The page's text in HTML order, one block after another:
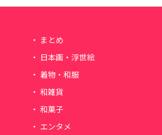
まとめ
日本画・浮世絵
着物・和服
和雑貨
和菓子
エンタメ